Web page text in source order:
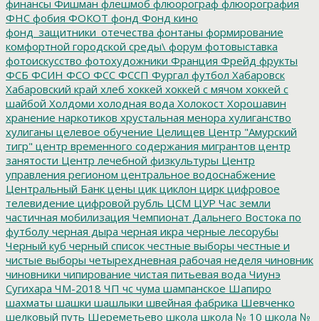
финансы Фишман флешмоб флюорограф флюорография
ФНС фобия ФОКОТ фонд Фонд кино
фонд_защитники_отечества фонтаны формирование
комфортной городской среды\ форум фотовыставка
фотоискусство фотохудожники Франция Фрейд фрукты
ФСБ ФСИН ФСО ФСС ФССП Фургал футбол Хабаровск
Хабаровский край хлеб хоккей хоккей с мячом хоккей с
шайбой Холдоми холодная вода Холокост Хорошавин
хранение наркотиков хрустальная менора хулиганство
хулиганы целевое обучение Целищев Центр "Амурский
тигр" центр временного содержания мигрантов центр
занятости Центр лечебной физкультуры Центр
управления регионом центральное водоснабжение
Центральный Банк цены цик циклон цирк цифровое
телевидение цифровой рубль ЦСМ ЦУР Час земли
частичная мобилизация Чемпионат Дальнего Востока по
футболу черная дыра черная икра черные лесорубы
Черный куб черный список честные выборы честные и
чистые выборы четырехдневная рабочая неделя чиновник
чиновники чипирование чистая питьевая вода Чиунэ
Сугихара ЧМ-2018 ЧП чс чума шампанское Шапиро
шахматы шашки шашлыки швейная фабрика Шевченко
шелковый путь Шереметьево школа школа № 10 школа №